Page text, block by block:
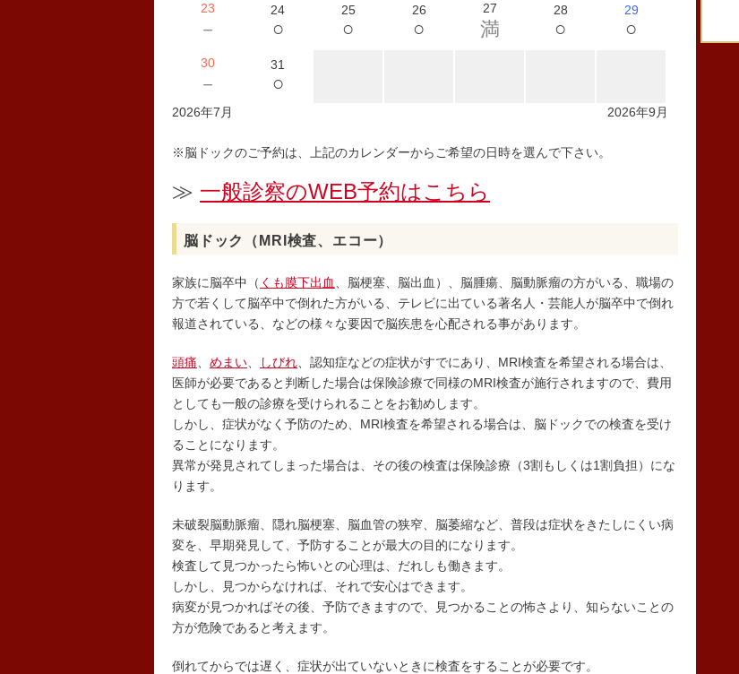
23
－
24
○
25
○
26
○
27
満
28
○
29
○
30
－
31
○
2026年7月 2026年9月
※脳ドックのご予約は、上記のカレンダーからご希望の日時を選んで下さい。
≫ 一般診察のWEB予約はこちら
脳ドック（MRI検査、エコー）
家族に脳卒中（ くも膜下出血
、脳梗塞、脳出血）、脳腫瘍、脳動脈瘤の方がいる、職場の
方で若くして脳卒中で倒れた方がいる、テレビに出ている著名人・芸能人が脳卒中で倒れ
報道されている、などの様々な要因で脳疾患を心配される事があります。
頭痛 めまい しびれ 、認知症などの症状がすでにあり、MRI検査を希望される場合は、
医師が必要であると判断した場合は保険診療で同様のMRI検査が施行されますので、費用
としても一般の診療を受けられることをお勧めします。
しかし、症状がなく予防のため、MRI検査を希望される場合は、脳ドックでの検査を受け
ることになります。
異常が発見されてしまった場合は、その後の検査は保険診療（3割もしくは1割負担）にな
ります。
未破裂脳動脈瘤、隠れ脳梗塞、脳血管の狭窄、脳萎縮など、普段は症状をきたしにくい病
変を、早期発見して、予防することが最大の目的になります。
検査して見つかったら怖いとの心理は、だれしも働きます。
しかし、見つからなければ、それで安心はできます。
病変が見つかればその後、予防できますので、見つかることの怖さより、知らないことの
方が危険であると考えます。
倒れてからでは遅く、症状が出ていないときに検査をすることが必要です。